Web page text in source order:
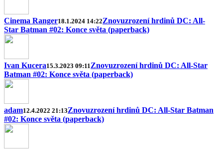
Cinema Ranger18.1.2024 14:22Znovuzrození hrdinů DC: All-
Star Batman #02: Konce světa (paperback)
Ivan Kucera15.3.2023 09:11Znovuzrození hrdinů DC: All-Star
Batman #02: Konce světa (paperback)
adam12.4.2022 21:13Znovuzrození hrdinů DC: All-Star Batman
#02: Konce světa (paperback)